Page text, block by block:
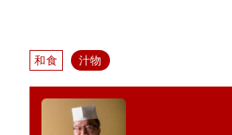
和食 汁物